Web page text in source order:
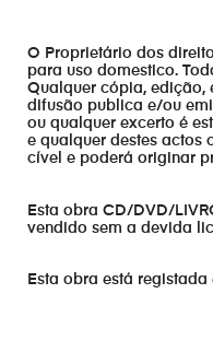
O Proprietário dos
para uso domestico.
Qualquer cópia, edição,
difusão publica e/ou
ou qualquer excerto é
e qualquer destes actos
cível e poderá originar
Esta obra CD/DVD/
vendido sem a devida
Esta obra está